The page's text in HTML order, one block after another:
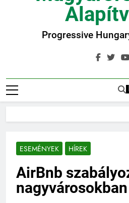
Progressive
ESEMÉNYEK HÍREK
AirBnb
nagyvárosokban